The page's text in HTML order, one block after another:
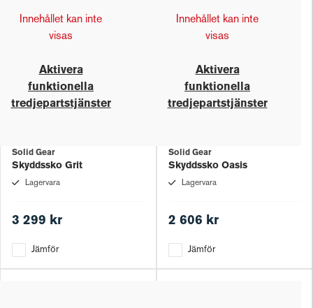
Innehållet kan inte
visas
Aktivera
funktionella
tredjepartstjänster
Solid Gear
Skyddssko Grit
Lagervara
3 299 kr
Jämför
Innehållet kan inte
visas
Aktivera
funktionella
tredjepartstjänster
Solid Gear
Skyddssko Oasis
Lagervara
2 606 kr
Jämför